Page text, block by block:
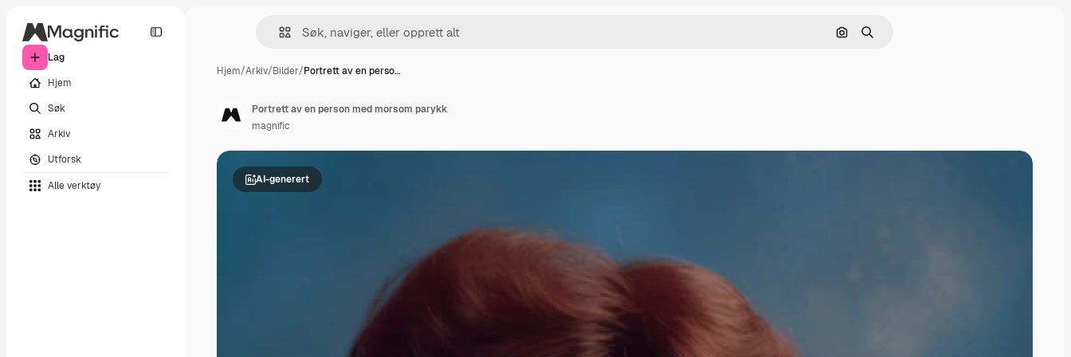
Lag
Hjem
Søk
Arkiv
Utforsk
Alle verktøy
Søk etter bilde
Søk
Hjem/Arkiv/Bilder/Portrett av en perso…
AI-generert
Portrett av en person med morsom parykk
magnific